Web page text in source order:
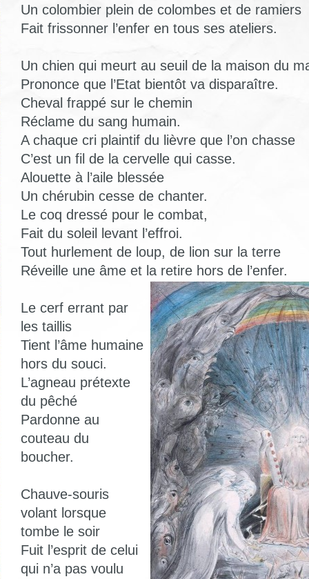
Un colombier plein de colombes et de ramiers
Fait frissonner l’enfer en tous ses ateliers.
Un chien qui meurt au seuil de la maison du
Prononce que l’Etat bientôt va disparaître.
Cheval frappé sur le chemin
Réclame du sang humain.
A chaque cri plaintif du lièvre que l’on chasse
C’est un fil de la cervelle qui casse.
Alouette à l’aile blessée
Un chérubin cesse de chanter.
Le coq dressé pour le combat,
Fait du soleil levant l’effroi.
Tout hurlement de loup, de lion sur la terre
Réveille une âme et la retire hors de l’enfer.
Le cerf errant par
les taillis
Tient l’âme humaine
hors du souci.
L’agneau prétexte
du pêché
Pardonne au
couteau du
boucher.
Chauve-souris
volant lorsque
tombe le soir
Fuit l’esprit de celui
qui n’a pas voulu